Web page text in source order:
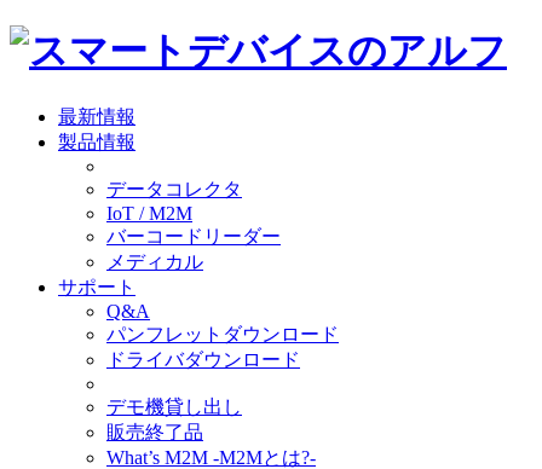
最新情報
製品情報
データコレクタ
IoT / M2M
バーコードリーダー
メディカル
サポート
Q&A
パンフレットダウンロード
ドライバダウンロード
デモ機貸し出し
販売終了品
What’s M2M -M2Mとは?-